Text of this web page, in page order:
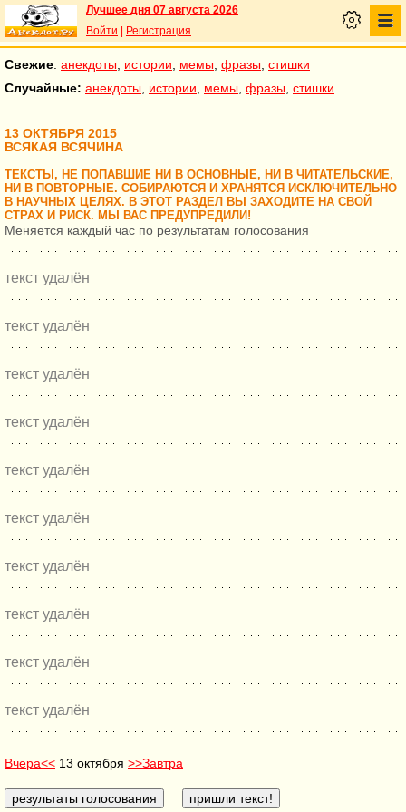
Лучшее дня 07 августа 2026
Войти
Регистрация
Свежие: анекдоты истории мемы фразы стишки
Случайные: анекдоты истории мемы фразы стишки
13 ОКТЯБРЯ 2015
ВСЯКАЯ ВСЯЧИНА
ТЕКСТЫ, НЕ ПОПАВШИЕ НИ В ОСНОВНЫЕ, НИ В ЧИТАТЕЛЬСКИЕ,
НИ В ПОВТОРНЫЕ. СОБИРАЮТСЯ И ХРАНЯТСЯ ИСКЛЮЧИТЕЛЬНО
В НАУЧНЫХ ЦЕЛЯХ. В ЭТОТ РАЗДЕЛ ВЫ ЗАХОДИТЕ НА СВОЙ
СТРАХ И РИСК. МЫ ВАС ПРЕДУПРЕДИЛИ!
Меняется каждый час по результатам голосования
текст удалён
текст удалён
текст удалён
текст удалён
текст удалён
текст удалён
текст удалён
текст удалён
текст удалён
текст удалён
Вчера<< 13 октября >>Завтра